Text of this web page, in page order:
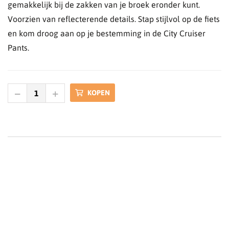
gemakkelijk bij de zakken van je broek eronder kunt.
Voorzien van reflecterende details. Stap stijlvol op de fiets
en kom droog aan op je bestemming in de City Cruiser
Pants.
KOPEN